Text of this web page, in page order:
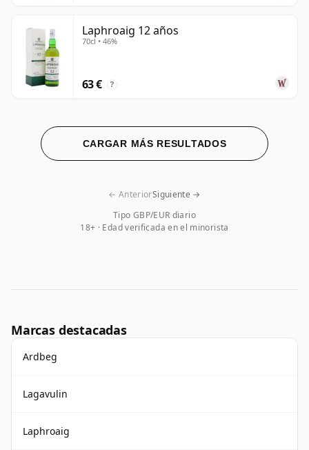
Laphroaig 12 años
70cl • 46%
63 € ?
CARGAR MÁS RESULTADOS
Tipo GBP/EUR diario
18+ · Edad verificada en el minorista
← AnteriorSiguiente →
Marcas destacadas
Ardbeg
Lagavulin
Laphroaig